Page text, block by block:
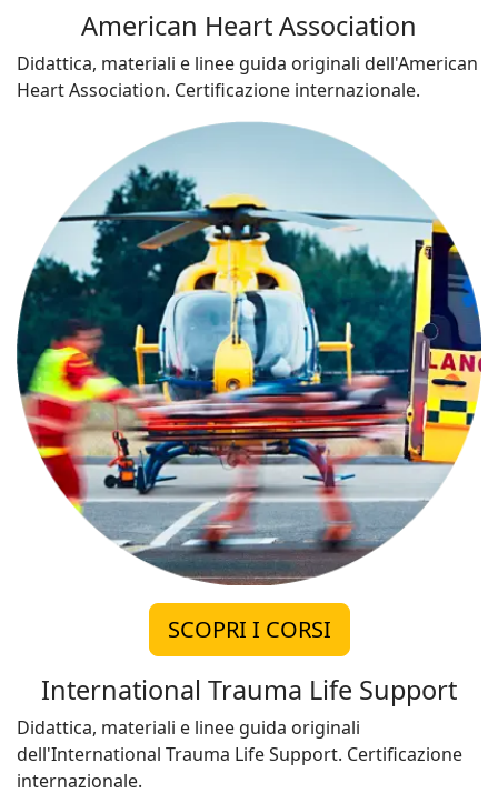
American Heart Association
Didattica, materiali e linee guida originali dell'American
Heart Association. Certificazione internazionale.
SCOPRI I CORSI
International Trauma Life Support
Didattica, materiali e linee guida originali
dell'International Trauma Life Support. Certificazione
internazionale.